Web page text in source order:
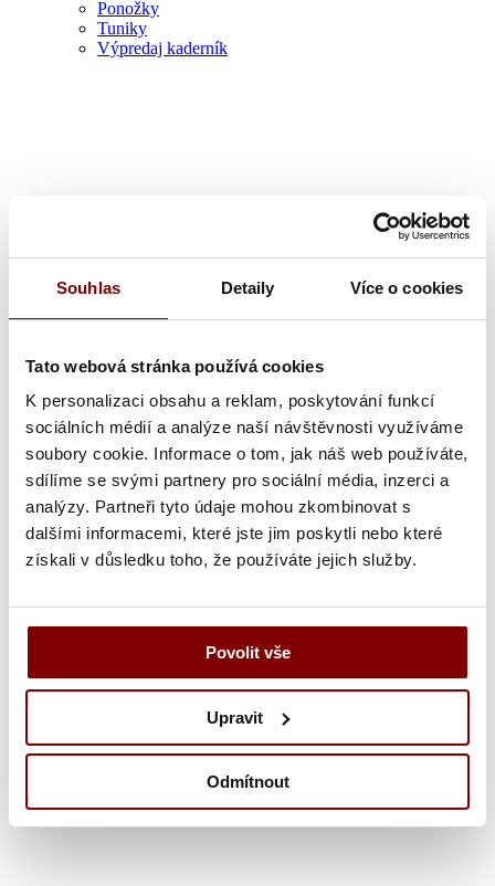
Souhlas Detaily Více o cookies
Tato webová stránka používá cookies
K personalizaci obsahu a reklam, poskytování funkcí
sociálních médií a analýze naší návštěvnosti využíváme
soubory cookie. Informace o tom, jak náš web používáte,
sdílíme se svými partnery pro sociální média, inzerci a
analýzy. Partneři tyto údaje mohou zkombinovat s
dalšími informacemi, které jste jim poskytli nebo které
získali v důsledku toho, že používáte jejich služby.
Povolit vše
Upravit
Odmítnout
Ponožky
Tuniky
Výpredaj kaderník
Tričká / polokošeľa
Zdravotnícke plášťa
Čiapky